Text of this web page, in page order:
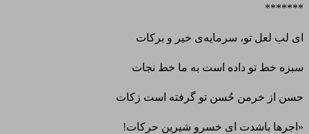
*******
ای لب لعل تو، سرمایه‌ی خیر و برکات
سبزه خط تو داده است به ما خط نجات
حسن از خرمن حُسن تو گرفته است زکات
«اجرها باشدت ای خسرو شیرین حرکات!